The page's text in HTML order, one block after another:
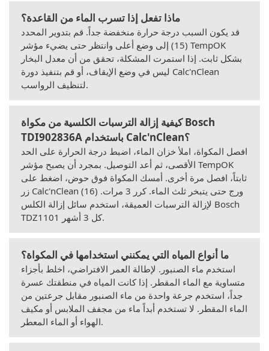
ماذا تفعل إذا تسرب الماء من القاعدة؟
قد يكون السبب درجة حرارة منخفضة جداً. قم بتدوير المحدد
(15) إلى وضع أعلى وانتظر حتى يضيء مؤشر TempOK
بشكل ثابت. إذا استمرت المشكلة، تحقق من أن معدل البخار
ليس في وضع الإيقاف، أو قم بتنفيذ دورة Calc'nClean
لتنظيف الرواسب.
كيفية إزالة الترسبات الكلسية من مكواة Bosch
TDI902836A باستخدام Calc'nClean؟
افصل المكواة، املأ خزان الماء، اضبط درجة الحرارة على الحد
الأقصى، ثم أعد التوصيل. بمجرد أن يصبح مؤشر TempOK
ثابتاً، افصل مرة أخرى. أمسك المكواة فوق حوض، اضغط على
زر Calc'nClean (16) ورج حتى يتبخر ثلث الماء. كرر 3 مرات.
لإزالة الترسبات العميقة، استخدم سائل إزالة الكلس Bosch
TDZ1101 كل 3 أشهر.
ما أنواع المياه التي يمكنني استخدامها في المكواة؟
استخدم ماء الصنبور. لإطالة العمر الافتراضي، اخلط بأجزاء
متساوية مع الماء المقطر. إذا كانت المياه في منطقتك عسرة
جداً، استخدم جرعة واحدة من ماء الصنبور مقابل جرعتين من
الماء المقطر. لا تستخدم أبداً ماء من مجفف الملابس أو مكيف
الهواء أو الماء المعطر.